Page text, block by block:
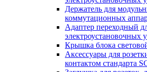
Держатель для
коммутационных
Адаптер переходный
электроустановочных
Крышка блока
Аксессуары для
контактом стандарта